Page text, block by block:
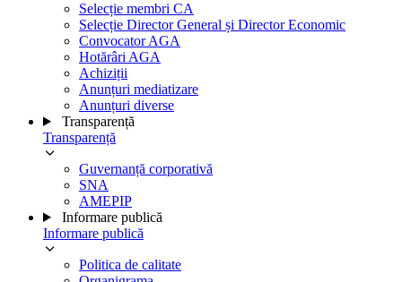
Selecție membri CA
Selecție Director General și Director Economic
Convocator AGA
Hotărâri AGA
Achiziții
Anunțuri mediatizare
Anunțuri diverse
Transparență
Transparență
Guvernanță corporativă
SNA
AMEPIP
Informare publică
Informare publică
Politica de calitate